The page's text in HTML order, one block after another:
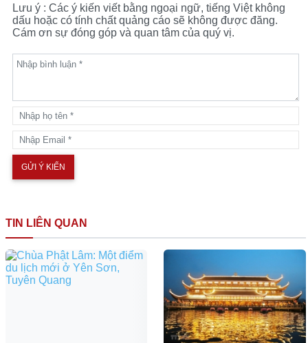
Lưu ý : Các ý kiến viết bằng ngoại ngữ, tiếng Việt không
dấu hoặc có tính chất quảng cáo sẽ không được đăng.
Cám ơn sự đóng góp và quan tâm của quý vị.
TIN LIÊN QUAN